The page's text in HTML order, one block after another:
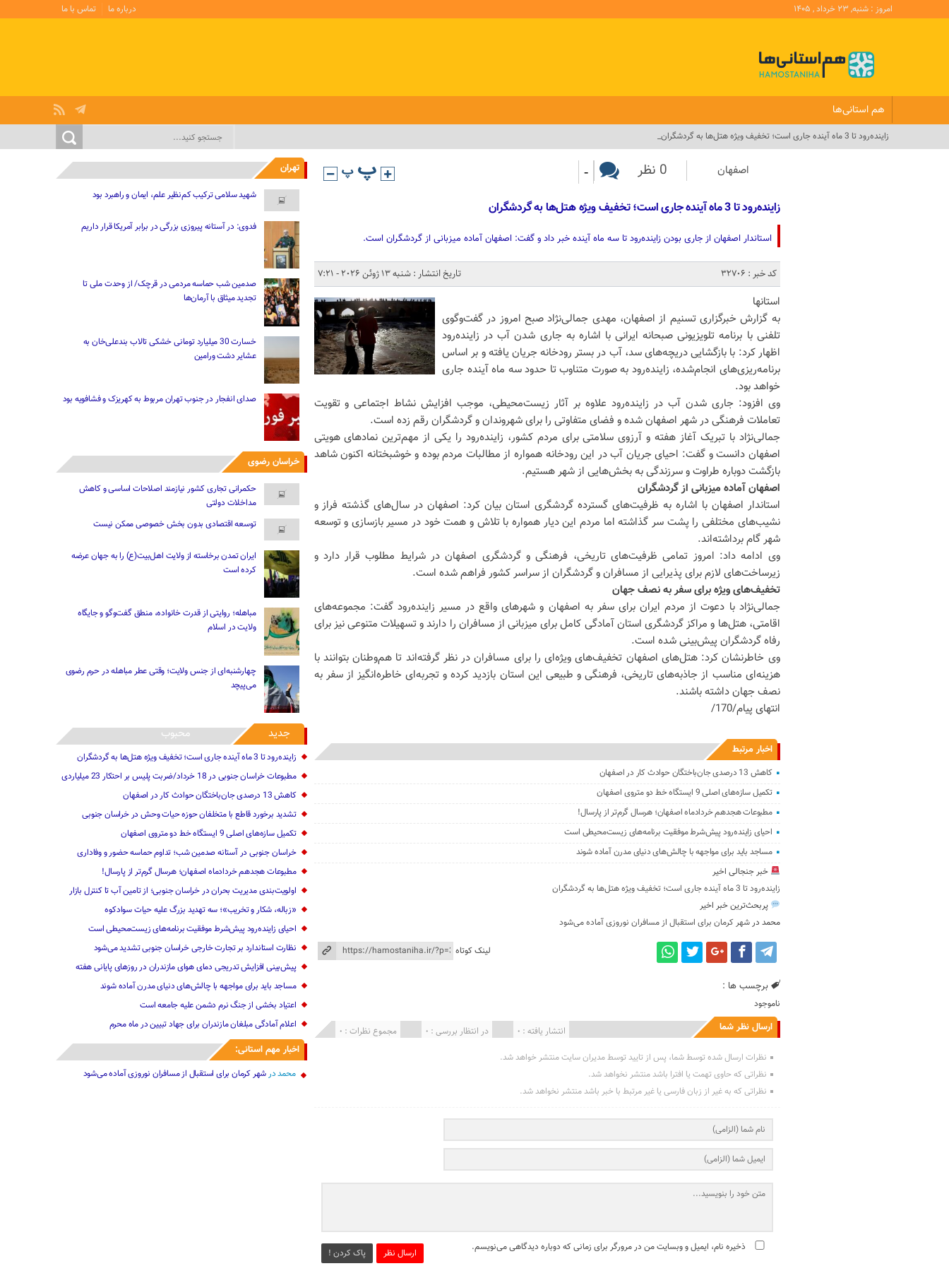
امروز : شنبه, ۲۳ خرداد , ۱۴۰۵ درباره ما تماس با ما
هم استانی‌ها
زاینده‌رود تا 3 ماه آینده جاری است؛ تخفیف ویژه هتل‌ها به گردشگران_
اصفهان 0 نظر -
زاینده‌رود تا 3 ماه آینده جاری است؛ تخفیف ویژه هتل‌ها به گردشگران
استاندار اصفهان از جاری بودن زاینده‌رود تا سه ماه آینده خبر داد و گفت: اصفهان آماده میزبانی از گردشگران است.
کد خبر : 32706
تاریخ انتشار : شنبه 13 ژوئن 2026 - 7:21
استانها
به گزارش خبرگزاری تسنیم از اصفهان، مهدی جمالی‌نژاد صبح امروز در گفت‌وگوی
تلفنی با برنامه تلویزیونی صبحانه ایرانی با اشاره به جاری شدن آب در زاینده‌رود
اظهار کرد: با بازگشایی دریچه‌های سد، آب در بستر رودخانه جریان یافته و بر اساس
برنامه‌ریزی‌های انجام‌شده، زاینده‌رود به صورت متناوب تا حدود سه ماه آینده جاری
خواهد بود.
وی افزود: جاری شدن آب در زاینده‌رود علاوه بر آثار زیست‌محیطی، موجب افزایش نشاط اجتماعی و تقویت
تعاملات فرهنگی در شهر اصفهان شده و فضای متفاوتی را برای شهروندان و گردشگران رقم زده است.
جمالی‌نژاد با تبریک آغاز هفته و آرزوی سلامتی برای مردم کشور، زاینده‌رود را یکی از مهم‌ترین نمادهای هویتی
اصفهان دانست و گفت: احیای جریان آب در این رودخانه همواره از مطالبات مردم بوده و خوشبختانه اکنون شاهد
بازگشت دوباره طراوت و سرزندگی به بخش‌هایی از شهر هستیم.
اصفهان آماده میزبانی از گردشگران
استاندار اصفهان با اشاره به ظرفیت‌های گسترده گردشگری استان بیان کرد: اصفهان در سال‌های گذشته فراز و
نشیب‌های مختلفی را پشت سر گذاشته اما مردم این دیار همواره با تلاش و همت خود در مسیر بازسازی و توسعه
شهر گام برداشته‌اند.
وی ادامه داد: امروز تمامی ظرفیت‌های تاریخی، فرهنگی و گردشگری اصفهان در شرایط مطلوب قرار دارد و
زیرساخت‌های لازم برای پذیرایی از مسافران و گردشگران از سراسر کشور فراهم شده است.
تخفیف‌های ویژه برای سفر به نصف جهان
جمالی‌نژاد با دعوت از مردم ایران برای سفر به اصفهان و شهرهای واقع در مسیر زاینده‌رود گفت: مجموعه‌های
اقامتی، هتل‌ها و مراکز گردشگری استان آمادگی کامل برای میزبانی از مسافران را دارند و تسهیلات متنوعی نیز برای
رفاه گردشگران پیش‌بینی شده است.
وی خاطرنشان کرد: هتل‌های اصفهان تخفیف‌های ویژه‌ای را برای مسافران در نظر گرفته‌اند تا هم‌وطنان بتوانند با
هزینه‌ای مناسب از جاذبه‌های تاریخی، فرهنگی و طبیعی این استان بازدید کرده و تجربه‌ای خاطره‌انگیز از سفر به
نصف جهان داشته باشند.
انتهای پیام/170/
اخبار مرتبط
کاهش 13 درصدی جان‌باختگان حوادث کار در اصفهان
تکمیل سازه‌های اصلی 9 ایستگاه خط دو متروی اصفهان
مطبوعات هجدهم خردادماه اصفهان؛ هرسال گرم‌تر از پارسال!
احیای زاینده‌رود پیش‌شرط موفقیت برنامه‌های زیست‌محیطی است
مساجد باید برای مواجهه با چالش‌های دنیای مدرن آماده شوند
خبر جنجالی اخیر
زاینده‌رود تا 3 ماه آینده جاری است؛ تخفیف ویژه هتل‌ها به گردشگران
پربحث‌ترین خبر اخیر
محمد درشهر کرمان برای استقبال از مسافران نوروزی آماده می‌شود
لینک کوتاه
برچسب ها :
ناموجود
ارسال نظر شما مجموع نظرات : 0 در انتظار بررسی : 0 انتشار یافته : 0
نظرات ارسال شده توسط شما، پس از تایید توسط مدیران سایت منتشر خواهد شد.
نظراتی که حاوی تهمت یا افترا باشد منتشر نخواهد شد.
نظراتی که به غیر از زبان فارسی یا غیر مرتبط با خبر باشد منتشر نخواهد شد.
ارسال نظر پاک کردن ! ذخیره نام، ایمیل و وبسایت من در مرورگر برای زمانی که دوباره دیدگاهی می‌نویسم.
تهران
شهید سلامی ترکیب کم‌نظیر علم، ایمان و راهبرد بود
فدوی: در آستانه پیروزی بزرگی در برابر آمریکا قرار داریم
صدمین شب حماسه مردمی در قرچک/ از وحدت ملی تا
تجدید میثاق با آرمان‌ها
خسارت 30 میلیارد تومانی خشکی تالاب بندعلی‌خان به
عشایر دشت ورامین
صدای انفجار در جنوب تهران مربوط به کهریزک و فشافویه بود
خراسان رضوی
حکمرانی تجاری کشور نیازمند اصلاحات اساسی و کاهش
مداخلات دولتی
توسعه اقتصادی بدون بخش خصوصی ممکن نیست
ایران تمدن برخاسته از ولایت اهل‌بیت(ع) را به جهان عرضه
کرده است
مباهله؛ روایتی از قدرت خانواده، منطق گفت‌وگو و جایگاه
ولایت در اسلام
چهارشنبه‌ای از جنس ولایت؛ وقتی عطر مباهله در حرم رضوی
می‌پیچد
جدید محبوب
زاینده‌رود تا 3 ماه آینده جاری است؛ تخفیف ویژه هتل‌ها به گردشگران
مطبوعات خراسان جنوبی در 18 خرداد/ضربت پلیس بر احتکار 23 میلیاردی
کاهش 13 درصدی جان‌باختگان حوادث کار در اصفهان
تشدید برخورد قاطع با متخلفان حوزه حیات‌ وحش در خراسان جنوبی
تکمیل سازه‌های اصلی 9 ایستگاه خط دو متروی اصفهان
خراسان جنوبی در آستانه صدمین شب؛ تداوم حماسه حضور و وفاداری
مطبوعات هجدهم خردادماه اصفهان؛ هرسال گرم‌تر از پارسال!
اولویت‌بندی مدیریت بحران در خراسان جنوبی؛ از تامین آب تا کنترل بازار
«زباله، شکار و تخریب»؛ سه تهدید بزرگ علیه حیات سوادکوه
احیای زاینده‌رود پیش‌شرط موفقیت برنامه‌های زیست‌محیطی است
نظارت استاندارد بر تجارت خارجی خراسان جنوبی تشدید می‌شود
پیش‌بینی افزایش تدریجی دمای هوای مازندران در روزهای پایانی هفته
مساجد باید برای مواجهه با چالش‌های دنیای مدرن آماده شوند
اعتیاد بخشی از جنگ نرم دشمن علیه جامعه است
اعلام آمادگی مبلغان مازندران برای جهاد تبیین در ماه محرم
اخبار مهم استانی:
محمددرشهر کرمان برای استقبال از مسافران نوروزی آماده می‌شود